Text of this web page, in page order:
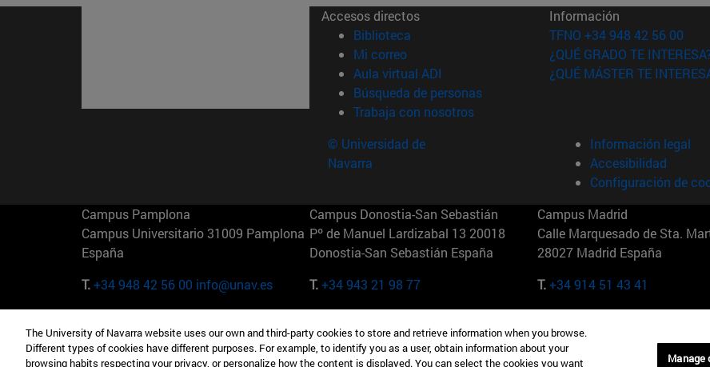
Accesos directos
Biblioteca (abre en nueva ventana)
Mi correo(abre en nueva ventana)
Aula virtual ADI (abre en nueva ventana)
Búsqueda de personas(abre en nueva ventana)
Trabaja con nosotros(abre en nueva ventana)
Información
TFNO +34 948 42 56 00
¿QUÉ GRADO TE
¿QUÉ MÁSTER TE
© Universidad de
Navarra
Información legal
Accesibilidad
Configuración de
Campus Pamplona
Campus Universitario 31009 Pamplona
España
T.+34 948 42 56 00 info@unav.es
Campus Donostia-San Sebastián
Pº de Manuel Lardizabal 13 20018
Donostia-San Sebastián España
T.+34 943 21 98 77
Campus Madrid
Calle Marquesado de Sta.
28027 Madrid España
T.+34 914 51 43 41
Camino del Cerro Águila 3 28023
Madrid España
165 W 57th St 10019-2201 Nueva York
EE.UU
Maria-Theresia-Straße 15
Múnich Alemania
The University of Navarra website uses our own and third-party cookies to store and retrieve information when you browse.
Different types of cookies have different purposes. For example, to identify you as a user, obtain information about your
browsing habits respecting your privacy, or personalize how the content is displayed. You can select the cookies you want
Manage